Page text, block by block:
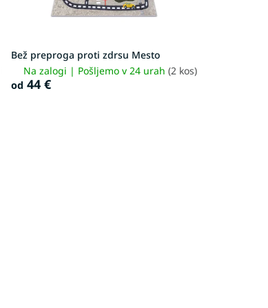
Bež preproga proti zdrsu Mesto
Na zalogi | Pošljemo v 24 urah (2 kos)
od 44 €